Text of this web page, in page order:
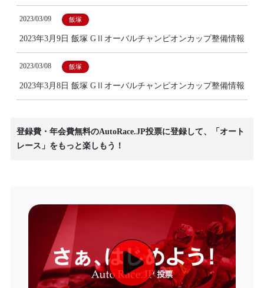
2023/03/09 飯塚
2023年3月9日 飯塚 GⅡオーバルチャンピオンカップ整備情報
2023/03/08 飯塚
2023年3月8日 飯塚 GⅡオーバルチャンピオンカップ整備情報
登録費・年会費無料のAutoRace.JP投票に登録して、「オート
レース」をもっと楽しもう！